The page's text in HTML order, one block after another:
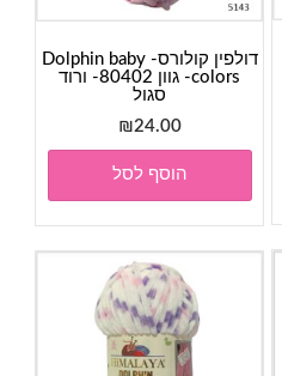
דולפין קולורס- Dolphin baby
colors- גוון 80402- ורוד
סגול
₪24.00
הוסף לסל